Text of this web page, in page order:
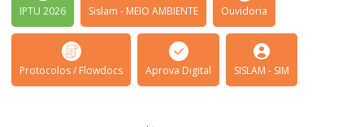
IPTU 2026 Sislam - MEIO AMBIENTE Ouvidoria
Protocolos / Flowdocs Aprova Digital SISLAM - SIM